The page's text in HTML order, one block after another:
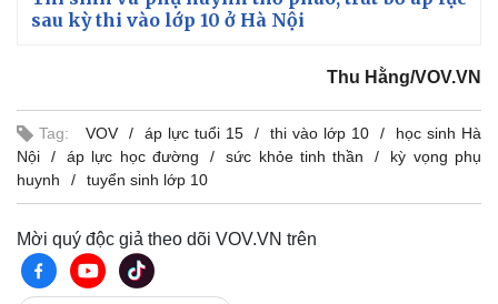
Vụ án
Vũ khí
Phân tích
sau kỳ thi vào lớp 10 ở Hà Nội
Thu Hằng/VOV.VN
Tag: VOV áp lực tuổi 15 thi vào lớp 10
học sinh Hà
Nội
áp lực học đường sức khỏe tinh thần
kỳ vọng phụ
huynh
tuyển sinh lớp 10
Mời quý độc giả theo dõi VOV.VN trên